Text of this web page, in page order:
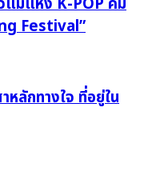
Festival”
หลักทางใจ ที่อยู่ใน